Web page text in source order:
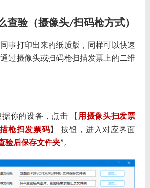
查验（摄像头/扫码枪方式）
事打印出来的纸质版，同样可以快速
过摄像头或扫码枪扫描发票上的二维
你的设备，点击 【 用摄像头扫发票
枪扫发票码 】 按钮，进入对应界面
验后保存文件夹”。